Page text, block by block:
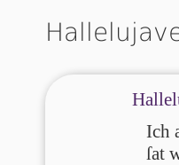
Ich
ſat